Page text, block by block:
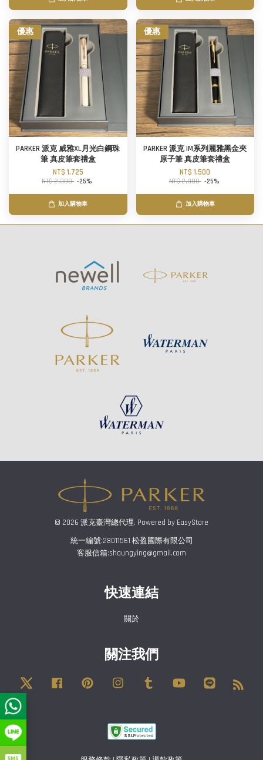
優惠
PARKER 派克 威雅XL月光白鋼珠
筆 真皮筆套禮盒
NT$ 1,725
NT$ 2,300 -25%
加入購物車
優惠
PARKER 派克 IM系列麗雅黑金夾
原子筆 真皮筆套禮盒
NT$ 1,500
NT$ 2,000 -25%
加入購物車
© 2026 派克臺灣總代理. Powered by EasyStore
統一編號:28011561 松盈國際有限公司
客服信箱:shaungying@gmail.com
快速連結
關於
關注我們
Twitter Facebook Pinterest Instagram Tumblr YouTube